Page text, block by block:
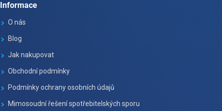
Informace
O nás
Blog
Jak nakupovat
Obchodní podmínky
Podmínky ochrany osobních údajů
Mimosoudní řešení spotřebitelských sporu